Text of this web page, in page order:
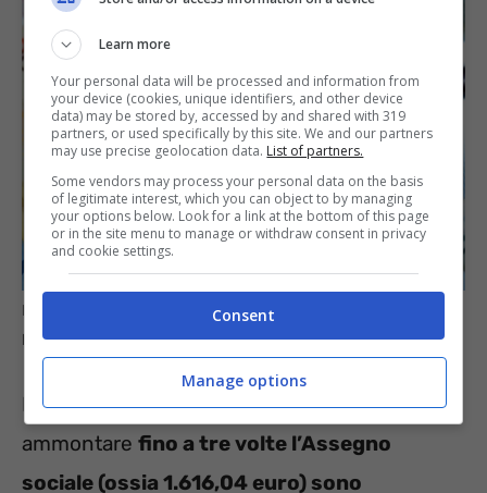
Pignoramento di pensione e Assegno sociale: in questi casi
l’INPS può trattenere somme superiori (informazioneoggi.it)
La legge prevede che le pensioni di
ammontare fino a tre volte l’Assegno
sociale (ossia 1.616,04 euro) sono
Learn more
Your personal data will be processed and information from
your device (cookies, unique identifiers, and other device
data) may be stored by, accessed by and shared with 319
partners, or used specifically by this site. We and our partners
may use precise geolocation data. List of partners.
Some vendors may process your personal data on the basis
of legitimate interest, which you can object to by managing
your options below. Look for a link at the bottom of this page
or in the site menu to manage or withdraw consent in privacy
and cookie settings.
Consent
Manage options